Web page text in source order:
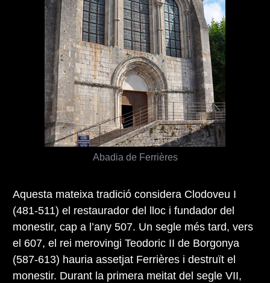
Abadia de Ferrières
Aquesta mateixa tradició considera Clodoveu I
(481-511) el restaurador del lloc i fundador del
monestir, cap a l’any 507. Un segle més tard, vers
el 607, el rei merovingi Teodoric II de Borgonya
(587-613) hauria assetjat Ferrières i destruït el
monestir. Durant la primera meitat del segle VII,